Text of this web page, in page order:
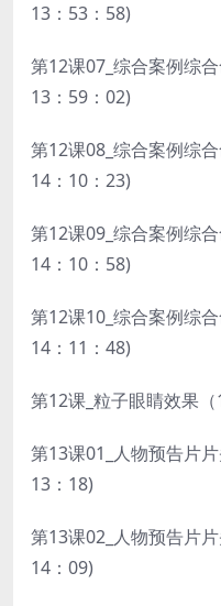
13：53：58)
第12课07_综合案例综
13：59：02)
第12课08_综合案例综
14：10：23)
第12课09_综合案例综
14：10：58)
第12课10_综合案例综
14：11：48)
第12课_粒子眼睛效果
第13课01_人物预告片
13：18)
第13课02_人物预告片
14：09)